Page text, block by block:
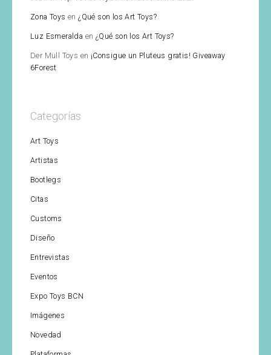
Zona Toys en¿Qué son los Art Toys?
Luz Esmeralda en ¿Qué son los Art Toys?
Der Müll Toys en ¡Consigue un Pluteus gratis! Giveaway
6Forest
Categorías
Art Toys
Artistas
Bootlegs
Citas
Customs
Diseño
Entrevistas
Eventos
Expo Toys BCN
Imágenes
Novedad